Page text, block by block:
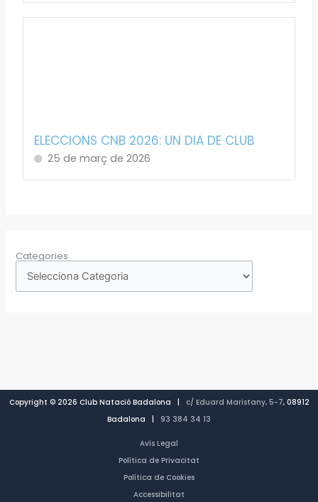
ELECCIONS CNB 2026: UN DIA DE CLUB
25 de març de 2026
Categories
Copyright © 2026 Club Natació Badalona | c/ Eduard Maristany, 5-7, 08912
Badalona | 93 384 34 13
Avís Legal
Política de Privacitat
Política de Cookies
Accessibilitat